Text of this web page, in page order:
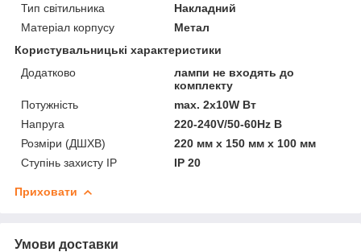
Тип світильника
Накладний
Матеріал корпусу
Метал
Користувальницькі характеристики
Додатково
лампи не входять до
комплекту
Потужність
max. 2x10W Вт
Напруга
220-240V/50-60Hz В
Розміри (ДШХВ)
220 мм х 150 мм х 100 мм
Ступінь захисту IP
ІР 20
Приховати
Умови доставки